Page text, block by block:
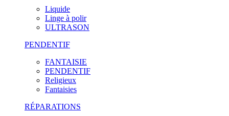
Liquide
Linge à polir
ULTRASON
PENDENTIF
FANTAISIE
PENDENTIF
Religieux
Fantaisies
RÉPARATIONS